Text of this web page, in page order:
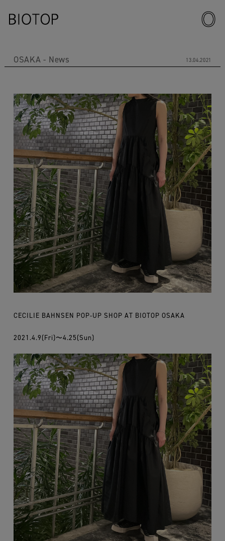
OSAKA News 13.04.2021
CECILIE BAHNSEN POP-UP SHOP AT BIOTOP OSAKA
2021.4.9(Fri)〜4.25(Sun)